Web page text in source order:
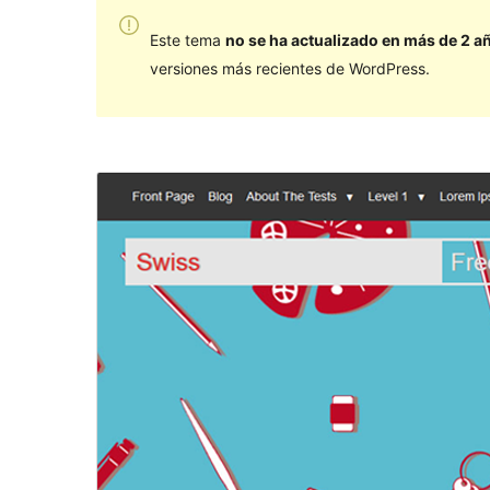
Este tema no se ha actualizado en más de 2
versiones más recientes de WordPress.